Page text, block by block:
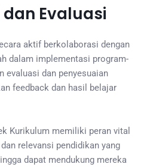
Evaluasi
aktif berkolaborasi dengan
dalam implementasi program-
evaluasi dan penyesuaian
feedback dan hasil belajar
Kurikulum memiliki peran vital
relevansi pendidikan yang
dapat mendukung mereka